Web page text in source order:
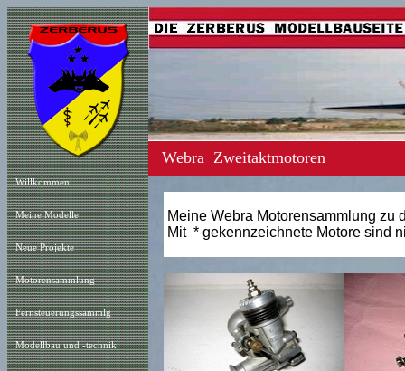
Willkommen
Meine Modelle
Neue Projekte
Motorensammlung
Fernsteuerungssammlg
Modellbau und -technik
Webra Zweitaktmotoren
Meine Webra Motorensammlung zu
Mit * gekennzeichnete Motore sind